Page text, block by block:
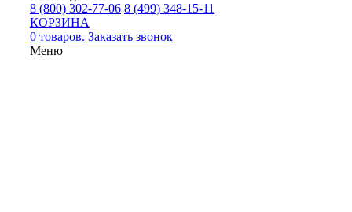
8 (800) 302-77-06 8 (499) 348-15-11
КОРЗИНА
0 товаров. Заказать звонок
Меню